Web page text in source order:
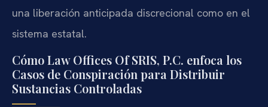
una liberación anticipada discrecional como en el
sistema estatal.
Cómo Law Offices Of SRIS, P.C. enfoca los
Casos de Conspiración para Distribuir
Sustancias Controladas